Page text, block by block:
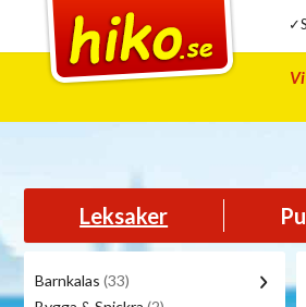
Leksaker
Barnkalas (33)